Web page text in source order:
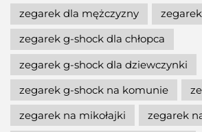
zegarek dla mężczyzny
zegarek g-shock dla chłopca
zegarek g-shock dla dziewczynki
zegarek g-shock na komunie
zegarek na mikołajki
zegarek